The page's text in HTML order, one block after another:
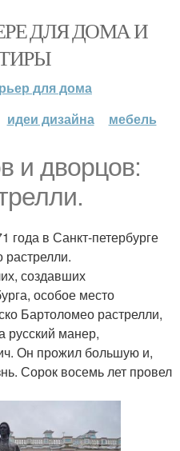
ДЛЯ ДОМА И
для дома
идеи дизайна мебель
и дворцов:
года в Санкт-петербурге
создавших
особое место
Бартоломео растрелли,
русский манер,
Он прожил большую и,
Сорок восемь лет провел